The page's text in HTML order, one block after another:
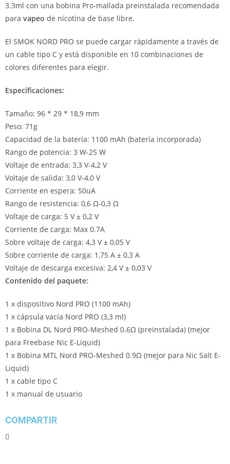
3.3ml con una bobina Pro-mallada preinstalada recomendada
para vapeo de nicotina de base libre.
El SMOK NORD PRO se puede cargar rápidamente a través de
un cable tipo C y está disponible en 10 combinaciones de
colores diferentes para elegir.
Especificaciones:
Tamaño: 96 * 29 * 18,9 mm
Peso: 71g
Capacidad de la batería: 1100 mAh (batería incorporada)
Rango de potencia: 3 W-25 W
Voltaje de entrada: 3,3 V-4,2 V
Voltaje de salida: 3,0 V-4,0 V
Corriente en espera: 50uA
Rango de resistencia: 0,6 Ω-0,3 Ω
Voltaje de carga: 5 V ± 0,2 V
Corriente de carga: Max 0.7A
Sobre voltaje de carga: 4,3 V ± 0,05 V
Sobre corriente de carga: 1,75 A ± 0,3 A
Voltaje de descarga excesiva: 2,4 V ± 0,03 V
Contenido del paquete:
1 x dispositivo Nord PRO (1100 mAh)
1 x cápsula vacía Nord PRO (3,3 ml)
1 x Bobina DL Nord PRO-Meshed 0.6Ω (preinstalada) (mejor
para Freebase Nic E-Liquid)
1 x Bobina MTL Nord PRO-Meshed 0.9Ω (mejor para Nic Salt E-
Liquid)
1 x cable tipo C
1 x manual de usuario
COMPARTIR